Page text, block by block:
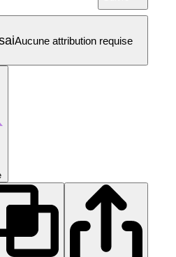
Aucune attribution requise